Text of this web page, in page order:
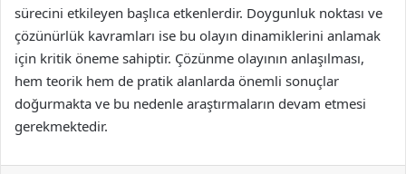
sürecini etkileyen başlıca etkenlerdir. Doygunluk noktası ve
çözünürlük kavramları ise bu olayın dinamiklerini anlamak
için kritik öneme sahiptir. Çözünme olayının anlaşılması,
hem teorik hem de pratik alanlarda önemli sonuçlar
doğurmakta ve bu nedenle araştırmaların devam etmesi
gerekmektedir.